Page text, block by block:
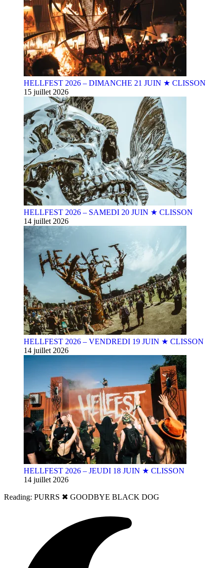
HELLFEST 2026 – DIMANCHE 21 JUIN ★ CLISSON
15 juillet 2026
HELLFEST 2026 – SAMEDI 20 JUIN ★ CLISSON
14 juillet 2026
HELLFEST 2026 – VENDREDI 19 JUIN ★ CLISSON
14 juillet 2026
HELLFEST 2026 – JEUDI 18 JUIN ★ CLISSON
14 juillet 2026
Reading: PURRS ✖︎ GOODBYE BLACK DOG